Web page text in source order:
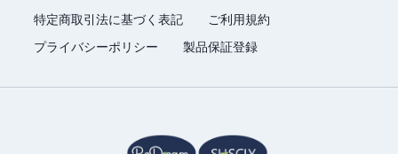
特定商取引法に基づく表記
ご利用規約
プライバシーポリシー
製品保証登録